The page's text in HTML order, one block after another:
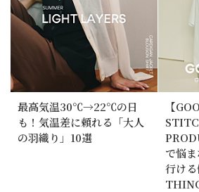
最高気温30℃→22℃の日
も！気温差に頼れる「大人
の羽織り」10選
【
で悩
行け